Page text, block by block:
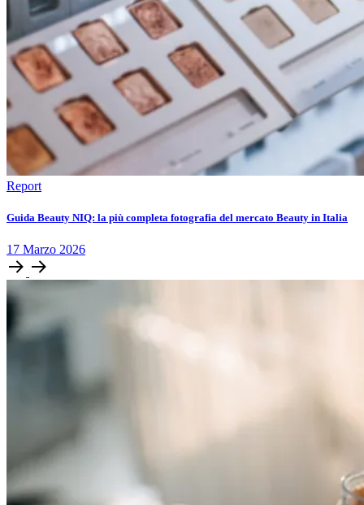
Report
Guida Beauty NIQ: la più completa fotografia del mercato Beauty in Italia
17 Marzo 2026